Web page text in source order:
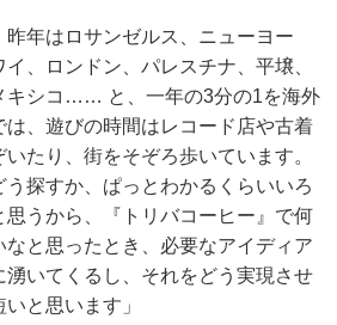
年はロサンゼルス、ニューヨー
、ロンドン、パレスチナ、平壌、
キシコ…… と、一年の3分の1を海外
は、遊びの時間はレコード店や古着
たり、街をそぞろ歩いています。
探すか、ぱっとわかるくらいいろ
思うから、『トリバコーヒー』で何
と思ったとき、必要なアイディア
いてくるし、それをどう実現させ
と思います」